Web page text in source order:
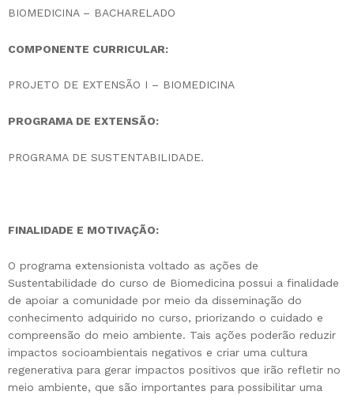
BIOMEDICINA – BACHARELADO
COMPONENTE CURRICULAR:
PROJETO DE EXTENSÃO I – BIOMEDICINA
PROGRAMA DE EXTENSÃO:
PROGRAMA DE SUSTENTABILIDADE.
FINALIDADE E MOTIVAÇÃO:
O programa extensionista voltado as ações de
Sustentabilidade do curso de Biomedicina possui a finalidade
de apoiar a comunidade por meio da disseminação do
conhecimento adquirido no curso, priorizando o cuidado e
compreensão do meio ambiente. Tais ações poderão reduzir
impactos socioambientais negativos e criar uma cultura
regenerativa para gerar impactos positivos que irão refletir no
meio ambiente, que são importantes para possibilitar uma